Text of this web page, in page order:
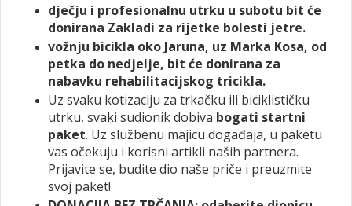
dječju i profesionalnu utrku u subotu bit će
donirana Zakladi za rijetke bolesti jetre.
vožnju bicikla oko Jaruna, uz Marka Kosa, od
petka do nedjelje, bit će donirana za
nabavku rehabilitacijskog tricikla.
Uz svaku kotizaciju za trkačku ili biciklističku
utrku, svaki sudionik dobiva bogati startni
paket. Uz službenu majicu događaja, u paketu
vas očekuju i korisni artikli naših partnera.
Prijavite se, budite dio naše priče i preuzmite
svoj paket!